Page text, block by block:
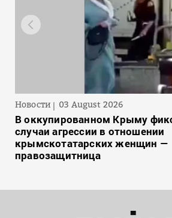
Новости 03 August 2026
В оккупированном Крыму
случаи агрессии в отношении
крымскотатарских женщин —
правозащитница